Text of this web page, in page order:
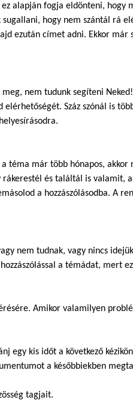
alapján fogja eldönteni, hogy
sugallani, hogy nem szántál rá
ezután címet adni. Ekkor már
nem tudunk segíteni
Száz szónál is
téma már több hónapos, akkor
és találtál is valamit,
a hozzászólásodba. A
nem tudnak, vagy nincs
a témádat, mert
Amikor valamilyen
egy kis időt a következő
a későbbiekben
tagjait.